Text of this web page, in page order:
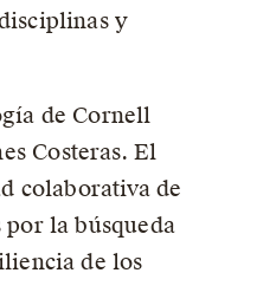
y
de Cornell
Costeras. El
colaborativa de
por la búsqueda
de los